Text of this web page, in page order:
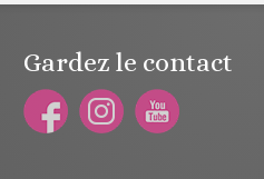
Gardez le contact